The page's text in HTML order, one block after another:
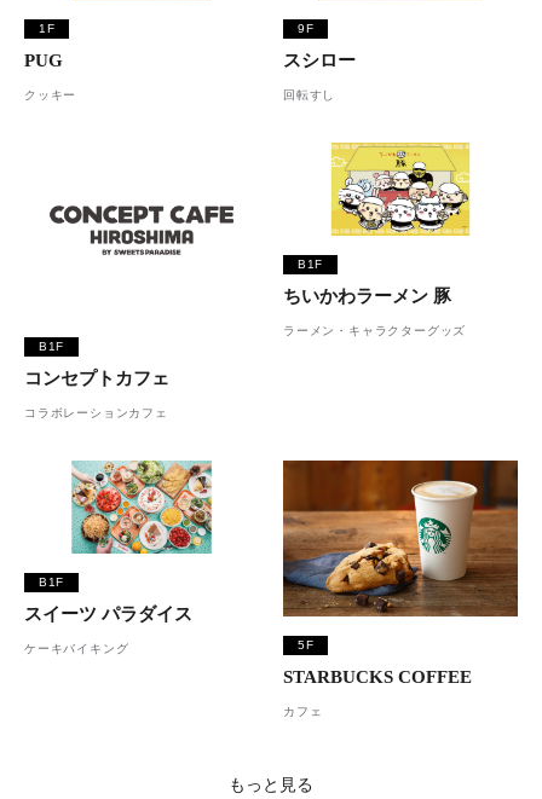
1F
PUG
クッキー
9F
スシロー
回転すし
B1F
コンセプトカフェ
コラボレーションカフェ
B1F
ちいかわラーメン 豚
ラーメン・キャラクターグッズ
B1F
スイーツ パラダイス
ケーキバイキング 5F
STARBUCKS COFFEE
カフェ
もっと見る